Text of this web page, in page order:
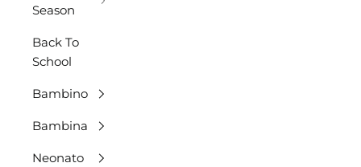
Season
Back To
School
Bambino
Bambina
Neonato